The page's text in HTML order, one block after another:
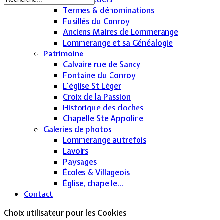
Termes & dénominations
Fusillés du Conroy
Anciens Maires de Lommerange
Lommerange et sa Généalogie
Patrimoine
Calvaire rue de Sancy
Fontaine du Conroy
L'église St Léger
Croix de la Passion
Historique des cloches
Chapelle Ste Appoline
Galeries de photos
Lommerange autrefois
Lavoirs
Paysages
Écoles & Villageois
Église, chapelle...
Contact
Choix utilisateur pour les Cookies